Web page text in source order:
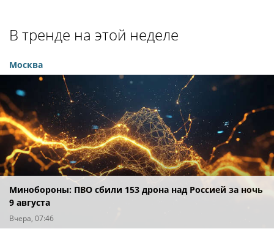
В тренде на этой неделе
Москва
Минобороны: ПВО сбили 153 дрона над Россией за ночь
9 августа
Вчера, 07:46